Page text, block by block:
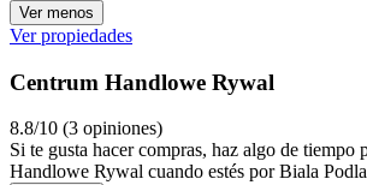
Ver menos
Ver propiedades
Centrum Handlowe Rywal
8.8/10 (3 opiniones)
Si te gusta hacer compras, haz algo de tiempo
Handlowe Rywal cuando estés por Biala